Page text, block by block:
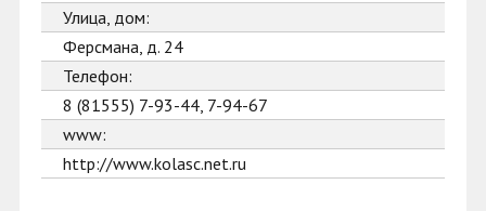
Улица, дом:
Ферсмана, д. 24
Телефон:
8 (81555) 7-93-44, 7-94-67
www:
http://www.kolasc.net.ru